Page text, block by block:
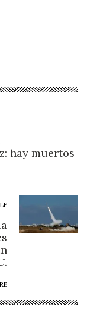
hay muertos